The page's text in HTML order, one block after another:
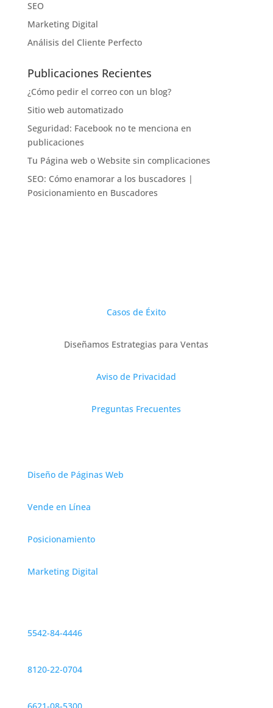
SEO
Marketing Digital
Análisis del Cliente Perfecto
Publicaciones Recientes
¿Cómo pedir el correo con un blog?
Sitio web automatizado
Seguridad: Facebook no te menciona en
publicaciones
Tu Página web o Website sin complicaciones
SEO: Cómo enamorar a los buscadores |
Posicionamiento en Buscadores
Casos de Éxito
Diseñamos Estrategias para Ventas
Aviso de Privacidad
Preguntas Frecuentes
Diseño de Páginas Web
Vende en Línea
Posicionamiento
Marketing Digital
5542-84-4446
8120-22-0704